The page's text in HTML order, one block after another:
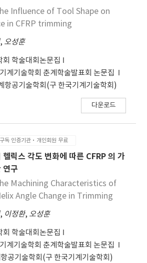
Influence of Tool Shape on
in CFRP trimming
, 오성훈
회 학술대회논문집
계기술학회 춘계학술발표회 논문집
항공기술학회(구 한국기계기술학회)
다운로드
구독 인증기관·개인회원 무료
헬릭스 각도 변화에 따른 CFRP 의 가
연구
Machining Characteristics of
Angle Change in Trimming
, 이정환, 오성훈
회 학술대회논문집
계기술학회 춘계학술발표회 논문집
공기술학회(구 한국기계기술학회)